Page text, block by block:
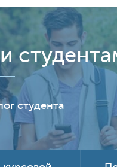
студента